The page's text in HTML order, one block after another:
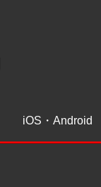
iOS・Android